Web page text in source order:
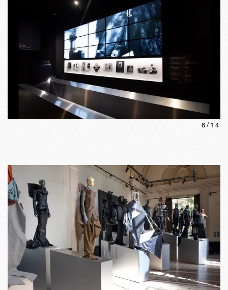
6/ 14